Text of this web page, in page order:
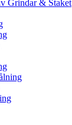
Grindar & Staket